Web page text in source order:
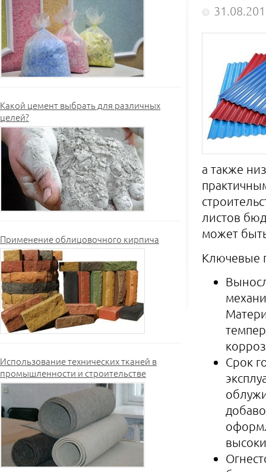
Какой цемент выбрать для различных
целей?
Применение облицовочного кирпича
Использование технических тканей в
промышленности и строительстве
а также
листов
может
Ключевые
Срок